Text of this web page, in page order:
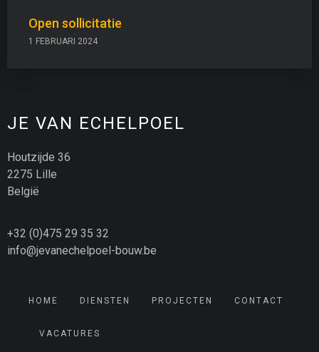
Open sollicitatie
1 FEBRUARI 2024
JE VAN ECHELPOEL
Houtzijde 36
2275 Lille
België
+32 (0)475 29 35 32
info@jevanechelpoel-bouw.be
HOME DIENSTEN PROJECTEN CONTACT
VACATURES